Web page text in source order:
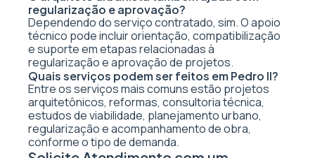
regularização e aprovação?
Dependendo do serviço contratado, sim. O apoio
técnico pode incluir orientação, compatibilização
e suporte em etapas relacionadas à
regularização e aprovação de projetos.
Quais serviços podem ser feitos em Pedro II?
Entre os serviços mais comuns estão projetos
arquitetônicos, reformas, consultoria técnica,
estudos de viabilidade, planejamento urbano,
regularização e acompanhamento de obra,
conforme o tipo de demanda.